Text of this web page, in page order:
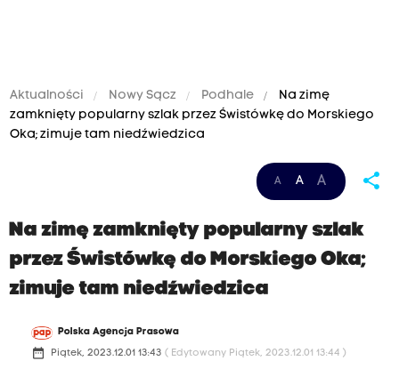
Aktualności Nowy Sącz Podhale
Na zimę
zamknięty popularny szlak przez Świstówkę do Morskiego
Oka; zimuje tam niedźwiedzica
A A A share
Na zimę zamknięty popularny szlak
przez Świstówkę do Morskiego Oka;
zimuje tam niedźwiedzica
Polska Agencja Prasowa
date_range Piątek, 2023.12.01 13:43 ( Edytowany Piątek, 2023.12.01 13:44 )